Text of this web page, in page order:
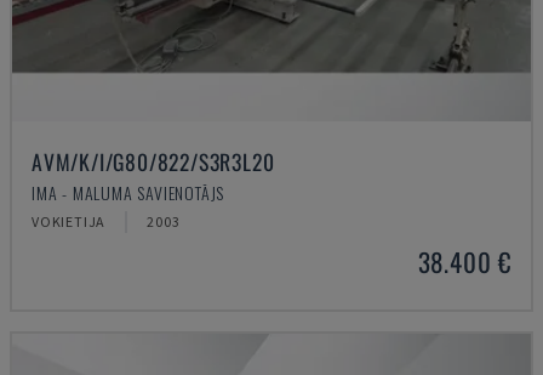
AVM/K/I/G80/822/S3R3L20
IMA - MALUMA SAVIENOTĀJS
VOKIETIJA 2003
38.400 €